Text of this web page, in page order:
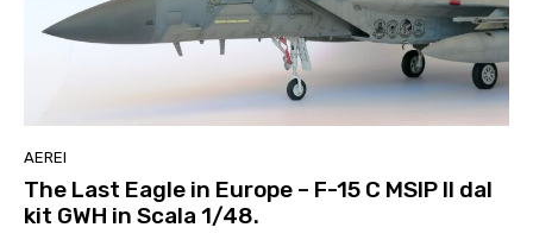
AEREI
The Last Eagle in Europe – F-15 C MSIP II dal
kit GWH in Scala 1/48.